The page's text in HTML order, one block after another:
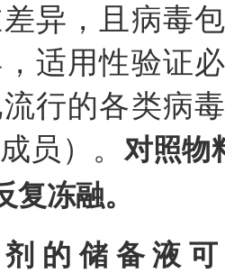
异，且病毒
适用性验证
行的各类病
员）。 对照物
复冻融。
的储备液